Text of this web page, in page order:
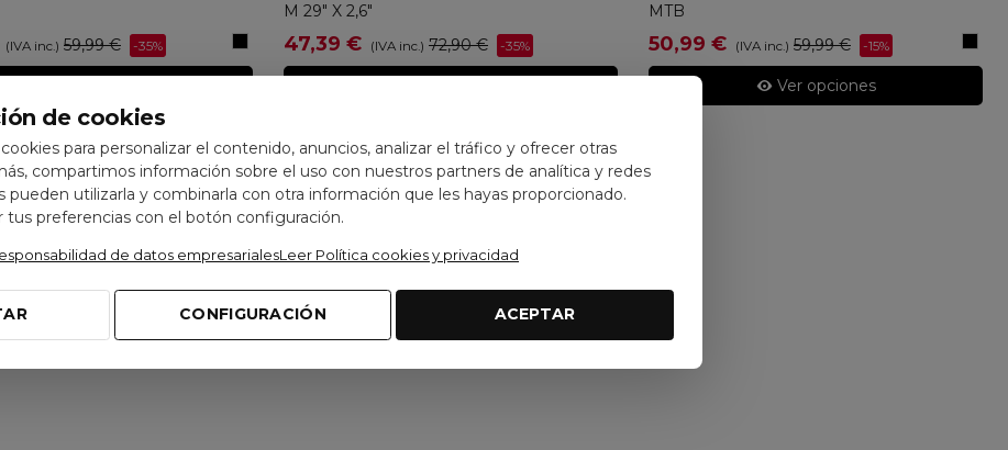
de cookies
para personalizar el contenido, anuncios, analizar el tráfico y ofrecer otras
compartimos información sobre el uso con nuestros partners de analítica y redes
pueden utilizarla y combinarla con otra información que les hayas proporcionado.
tus preferencias con el botón configuración.
de datos empresarialesLeer Política cookies y privacidad
ACEPTAR
CONFIGURACIÓN
(IVA inc.) 59,99 € -35% Negro
M 29" X 2,6"
47,39 € (IVA inc.) 72,90 € -35%
MTB
50,99 € (IVA inc.) 59,99 € -15%
Ver opciones